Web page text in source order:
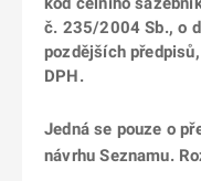
č. 235/2004 Sb., o
pozdějších
DPH.
Jedná se pouze o
návrhu Seznamu.